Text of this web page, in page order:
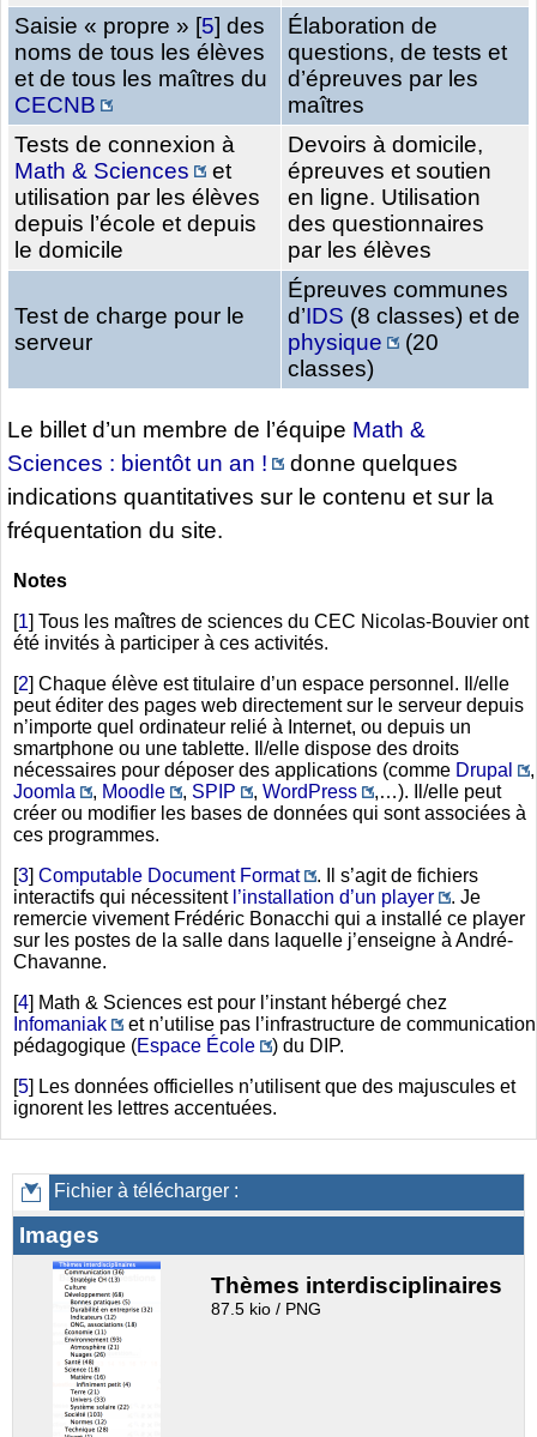
Saisie « propre » [5] des
noms de tous les élèves
et de tous les maîtres du
CECNB
Élaboration de
questions, de tests et
d’épreuves par les
maîtres
Tests de connexion à
Math & Sciences
et
utilisation par les élèves
depuis l’école et depuis
le domicile
Devoirs à domicile,
épreuves et soutien
en ligne. Utilisation
des questionnaires
par les élèves
Test de charge pour le
serveur
Épreuves communes
d’IDS (8 classes) et de
physique
(20
classes)
Le billet d’un membre de l’équipe Math &
Sciences : bientôt un an !
donne quelques
indications quantitatives sur le contenu et sur la
fréquentation du site.
Notes
[1] Tous les maîtres de sciences du CEC Nicolas-Bouvier ont
été invités à participer à ces activités.
[2] Chaque élève est titulaire d’un espace personnel. Il/elle
peut éditer des pages web directement sur le serveur depuis
n’importe quel ordinateur relié à Internet, ou depuis un
smartphone ou une tablette. Il/elle dispose des droits
nécessaires pour déposer des applications (comme Drupal
,
Joomla
, Moodle , SPIP , WordPress
,…). Il/elle peut
créer ou modifier les bases de données qui sont associées à
ces programmes.
[3] Computable Document Format
. Il s’agit de fichiers
interactifs qui nécessitent l’installation d’un player
. Je
remercie vivement Frédéric Bonacchi qui a installé ce player
sur les postes de la salle dans laquelle j’enseigne à André-
Chavanne.
[4] Math & Sciences est pour l’instant hébergé chez
Infomaniak
et n’utilise pas l’infrastructure de communication
pédagogique (Espace École
) du DIP.
[5] Les données officielles n’utilisent que des majuscules et
ignorent les lettres accentuées.
Fichier à télécharger :
Images
Thèmes interdisciplinaires
87.5 kio / PNG